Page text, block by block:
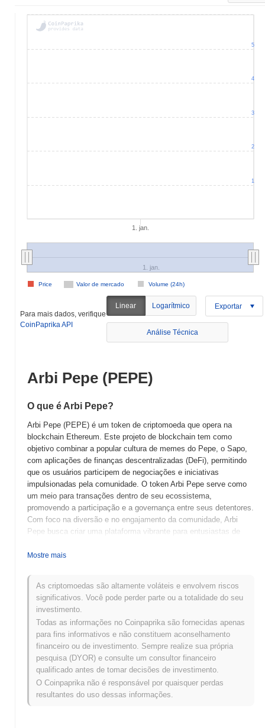
1. jan.
Valor de mercado Volume (24h)
Price
1. jan.
1
2
3
4
5
Para mais dados, verifique
CoinPaprika API
Linear Logarítmico Exportar
Análise Técnica
Arbi Pepe (PEPE)
O que é Arbi Pepe?
Arbi Pepe (PEPE) é um token de criptomoeda que opera na
blockchain Ethereum. Este projeto de blockchain tem como
objetivo combinar a popular cultura de memes do Pepe, o Sapo,
com aplicações de finanças descentralizadas (DeFi), permitindo
que os usuários participem de negociações e iniciativas
impulsionadas pela comunidade. O token Arbi Pepe serve como
um meio para transações dentro de seu ecossistema,
promovendo a participação e a governança entre seus detentores.
Com foco na diversão e no engajamento da comunidade, Arbi
Pepe busca criar uma plataforma vibrante para entusiastas de
Arbi Pepe (PEPE-ARBI-PEPE) foi lançado em 2023 como uma
criptomoeda baseada em memes, projetada para aproveitar a
popularidade do meme Pepe dentro do ecossistema Arbitrum.
Criado por uma equipe anônima de desenvolvedores, o projeto
visava fomentar uma comunidade vibrante enquanto
proporcionava uma plataforma divertida e envolvente para os
usuários. O token foi inicialmente listado em várias exchanges
descentralizadas logo após seu lançamento, contribuindo para
sua rápida adoção e crescimento da comunidade.
O que está por vir para o Arbi Pepe?
Mostre mais
As criptomoedas são altamente voláteis e envolvem riscos
significativos. Você pode perder parte ou a totalidade do seu
investimento.
Todas as informações no Coinpaprika são fornecidas apenas
para fins informativos e não constituem aconselhamento
financeiro ou de investimento. Sempre realize sua própria
pesquisa (DYOR) e consulte um consultor financeiro
qualificado antes de tomar decisões de investimento.
O Coinpaprika não é responsável por quaisquer perdas
resultantes do uso dessas informações.